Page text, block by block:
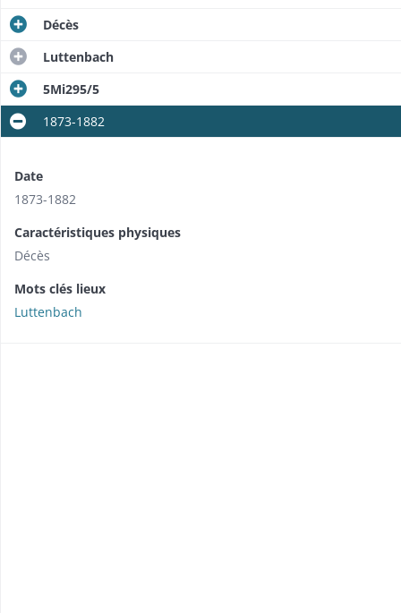
Décès
Luttenbach
5Mi295/5
1873-1882
Date
1873-1882
Caractéristiques physiques
Décès
Mots clés lieux
Luttenbach